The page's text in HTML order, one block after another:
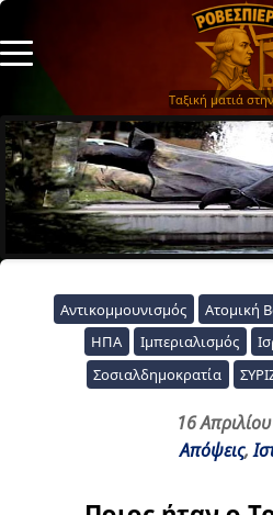
Ταξική ματιά
Αντικομμουνισμός Ατομική
ΗΠΑ
Ιμπεριαλισμός
Σοσιαλδημοκρατία
16
Απόψεις,